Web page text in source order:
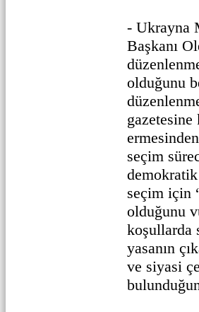
- Ukrayna
Başkanı
olduğunu
seçim
seçim için
olduğunu
koşullarda
yasanın
ve siyasi